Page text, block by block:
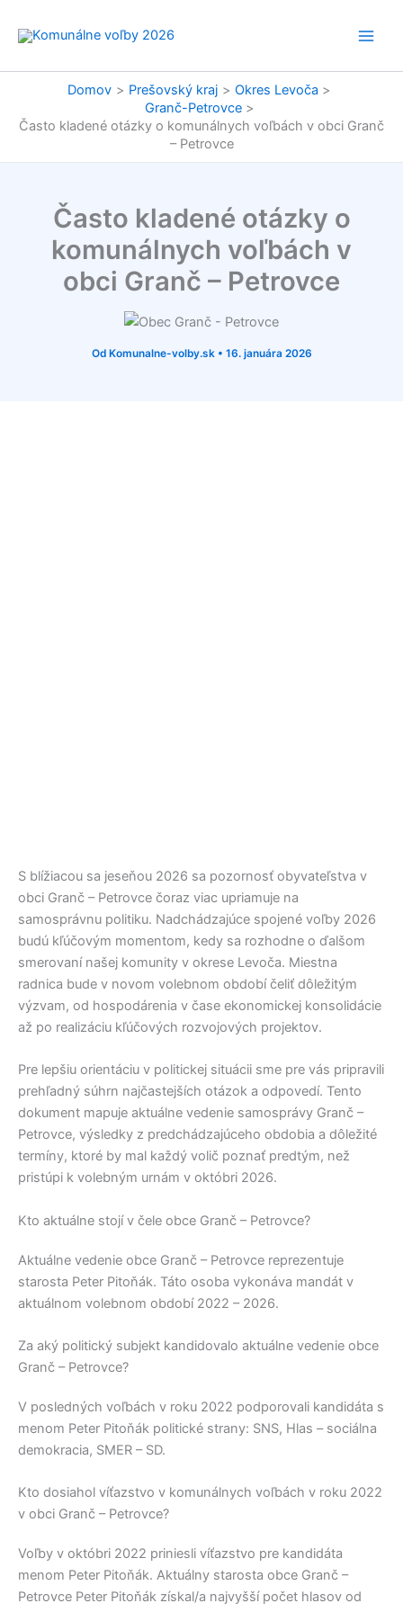
Domov Prešovský kraj
Okres Levoča
Granč-Petrovce
Často kladené otázky o komunálnych voľbách v obci Granč
– Petrovce
Často kladené otázky o
komunálnych voľbách v
obci Granč – Petrovce
Od Komunalne-volby.sk • 16. januára 2026
S blížiacou sa jeseňou 2026 sa pozornosť obyvateľstva v
obci Granč – Petrovce čoraz viac upriamuje na
samosprávnu politiku. Nadchádzajúce spojené voľby 2026
budú kľúčovým momentom, kedy sa rozhodne o ďalšom
smerovaní našej komunity v okrese Levoča. Miestna
radnica bude v novom volebnom období čeliť dôležitým
výzvam, od hospodárenia v čase ekonomickej konsolidácie
až po realizáciu kľúčových rozvojových projektov.
Pre lepšiu orientáciu v politickej situácii sme pre vás pripravili
prehľadný súhrn najčastejších otázok a odpovedí. Tento
dokument mapuje aktuálne vedenie samosprávy Granč –
Petrovce, výsledky z predchádzajúceho obdobia a dôležité
termíny, ktoré by mal každý volič poznať predtým, než
pristúpi k volebným urnám v októbri 2026.
Kto aktuálne stojí v čele obce Granč – Petrovce?
Aktuálne vedenie obce Granč – Petrovce reprezentuje
starosta Peter Pitoňák. Táto osoba vykonáva mandát v
aktuálnom volebnom období 2022 – 2026.
Za aký politický subjekt kandidovalo aktuálne vedenie obce
Granč – Petrovce?
V posledných voľbách v roku 2022 podporovali kandidáta s
menom Peter Pitoňák politické strany: SNS, Hlas – sociálna
demokracia, SMER – SD.
Kto dosiahol víťazstvo v komunálnych voľbách v roku 2022
v obci Granč – Petrovce?
Voľby v októbri 2022 priniesli víťazstvo pre kandidáta
menom Peter Pitoňák. Aktuálny starosta obce Granč –
Petrovce Peter Pitoňák získal/a najvyšší počet hlasov od